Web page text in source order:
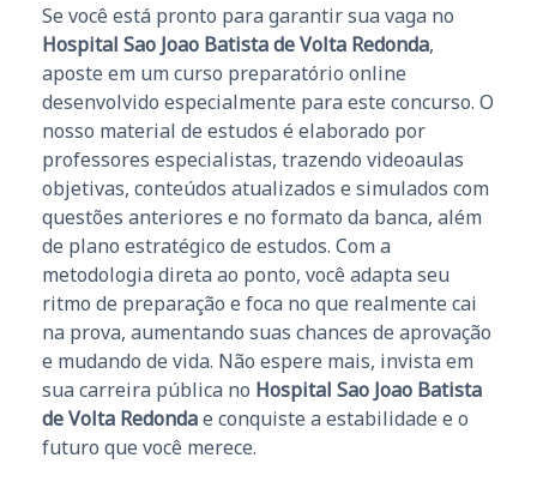
Se você está pronto para garantir sua vaga no
Hospital Sao Joao Batista de Volta Redonda,
aposte em um curso preparatório online
desenvolvido especialmente para este concurso. O
nosso material de estudos é elaborado por
professores especialistas, trazendo videoaulas
objetivas, conteúdos atualizados e simulados com
questões anteriores e no formato da banca, além
de plano estratégico de estudos. Com a
metodologia direta ao ponto, você adapta seu
ritmo de preparação e foca no que realmente cai
na prova, aumentando suas chances de aprovação
e mudando de vida. Não espere mais, invista em
sua carreira pública no Hospital Sao Joao Batista
de Volta Redondae conquiste a estabilidade e o
futuro que você merece.